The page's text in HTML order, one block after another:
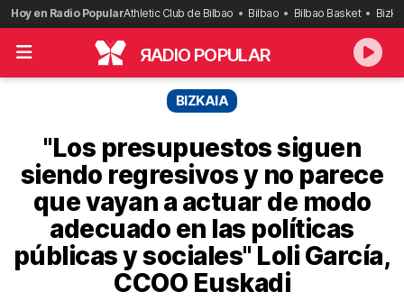
Saltar
al
contenido
Hoy en Radio PopularAthletic Club de Bilbao Bilbao Bilbao Basket
RADIO POPULAR
BIZKAIA
"Los presupuestos siguen
siendo regresivos y no parece
que vayan a actuar de modo
adecuado en las políticas
públicas y sociales" Loli García,
CCOO Euskadi